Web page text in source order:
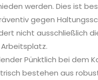
werden. Dies ist
gegen
nicht ausschließlich
Pünktlich bei dem
bestehen aus